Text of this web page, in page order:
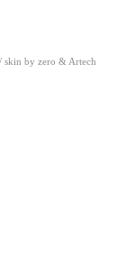
skin by zero & Artech